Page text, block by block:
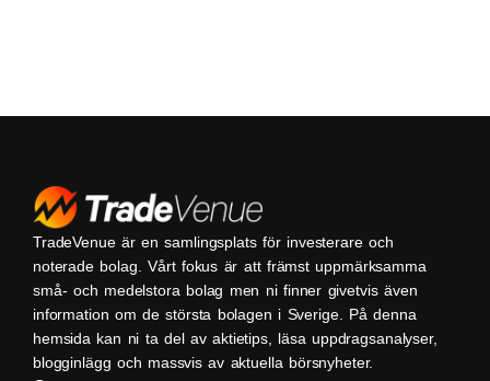
TradeVenue är en samlingsplats för investerare och
noterade bolag. Vårt fokus är att främst uppmärksamma
små- och medelstora bolag men ni finner givetvis även
information om de största bolagen i Sverige. På denna
hemsida kan ni ta del av aktietips, läsa uppdragsanalyser,
blogginlägg och massvis av aktuella börsnyheter.